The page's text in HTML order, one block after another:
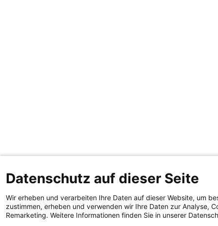
Datenschutz auf dieser Seite
Wir erheben und verarbeiten Ihre Daten auf dieser Website, um
zustimmen, erheben und verwenden wir Ihre Daten zur Analyse,
Remarketing. Weitere Informationen finden Sie in unserer